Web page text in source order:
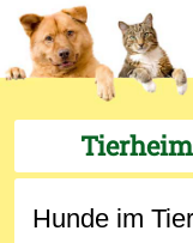
Hunde im